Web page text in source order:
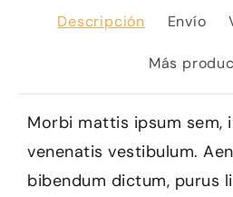
Descripción Envío
Más
Morbi mattis ipsum sem,
venenatis vestibulum.
bibendum dictum, purus